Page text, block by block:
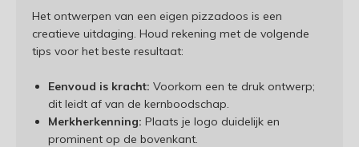
Het ontwerpen van een eigen pizzadoos is een
creatieve uitdaging. Houd rekening met de volgende
tips voor het beste resultaat:
Eenvoud is kracht: Voorkom een te druk ontwerp;
dit leidt af van de kernboodschap.
Merkherkenning: Plaats je logo duidelijk en
prominent op de bovenkant.